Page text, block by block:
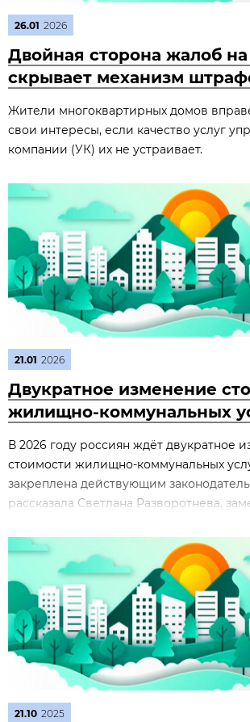
26.01 2026
Двойная сторона жалоб
скрывает механизм
Жители многоквартирных домов
свои интересы, если качество услуг
компании (УК) их не устраивает.
21.01 2026
Двукратное изменение
жилищно‑коммунальных
В 2026 году россиян ждёт двукратное
стоимости жилищно‑коммунальных
закреплена действующим
рассказала Светлана Разворотнева,
21.10 2025